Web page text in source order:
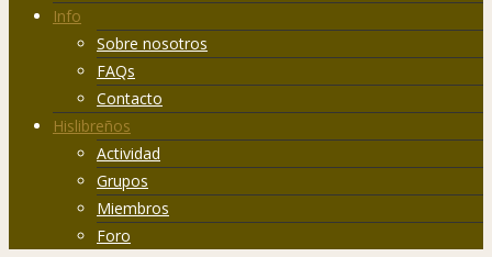
Info
Sobre nosotros
FAQs
Contacto
Hislibreños
Actividad
Grupos
Miembros
Foro